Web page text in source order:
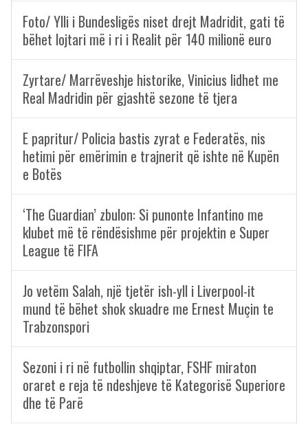
Foto/ Ylli i Bundesligës niset drejt Madridit, gati të
bëhet lojtari më i ri i Realit për 140 milionë euro
Zyrtare/ Marrëveshje historike, Vinicius lidhet me
Real Madridin për gjashtë sezone të tjera
E papritur/ Policia bastis zyrat e Federatës, nis
hetimi për emërimin e trajnerit që ishte në Kupën
e Botës
‘The Guardian’ zbulon: Si punonte Infantino me
klubet më të rëndësishme për projektin e Super
League të FIFA
Jo vetëm Salah, një tjetër ish-yll i Liverpool-it
mund të bëhet shok skuadre me Ernest Muçin te
Trabzonspori
Sezoni i ri në futbollin shqiptar, FSHF miraton
oraret e reja të ndeshjeve të Kategorisë Superiore
dhe të Parë